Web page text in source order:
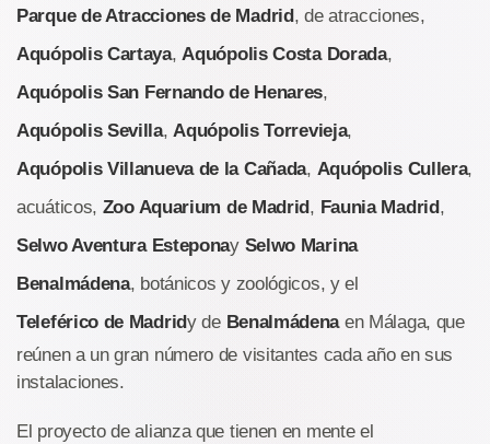
Parque de Atracciones de Madrid, de atracciones,
Aquópolis Cartaya, Aquópolis Costa Dorada,
Aquópolis San Fernando de Henares,
Aquópolis Sevilla, Aquópolis Torrevieja,
Aquópolis Villanueva de la Cañada, Aquópolis Cullera,
acuáticos, Zoo Aquarium de Madrid, Faunia Madrid,
Selwo Aventura Esteponay Selwo Marina
Benalmádena, botánicos y zoológicos, y el
Teleférico de Madridy de Benalmádenaen Málaga, que
reúnen a un gran número de visitantes cada año en sus
instalaciones.
El proyecto de alianza que tienen en mente el